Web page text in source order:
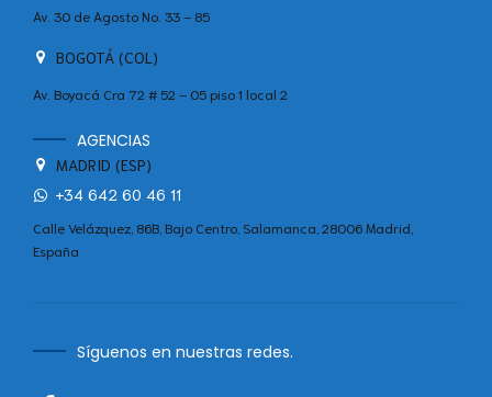
Av. 30 de Agosto No. 33 – 85
BOGOTÁ (COL)
Av. Boyacá Cra 72 # 52 – 05 piso 1 local 2
AGENCIAS
MADRID (ESP)
+34 642 60 46 11
Calle Velázquez, 86B, Bajo Centro, Salamanca, 28006 Madrid,
España
Síguenos en nuestras redes.